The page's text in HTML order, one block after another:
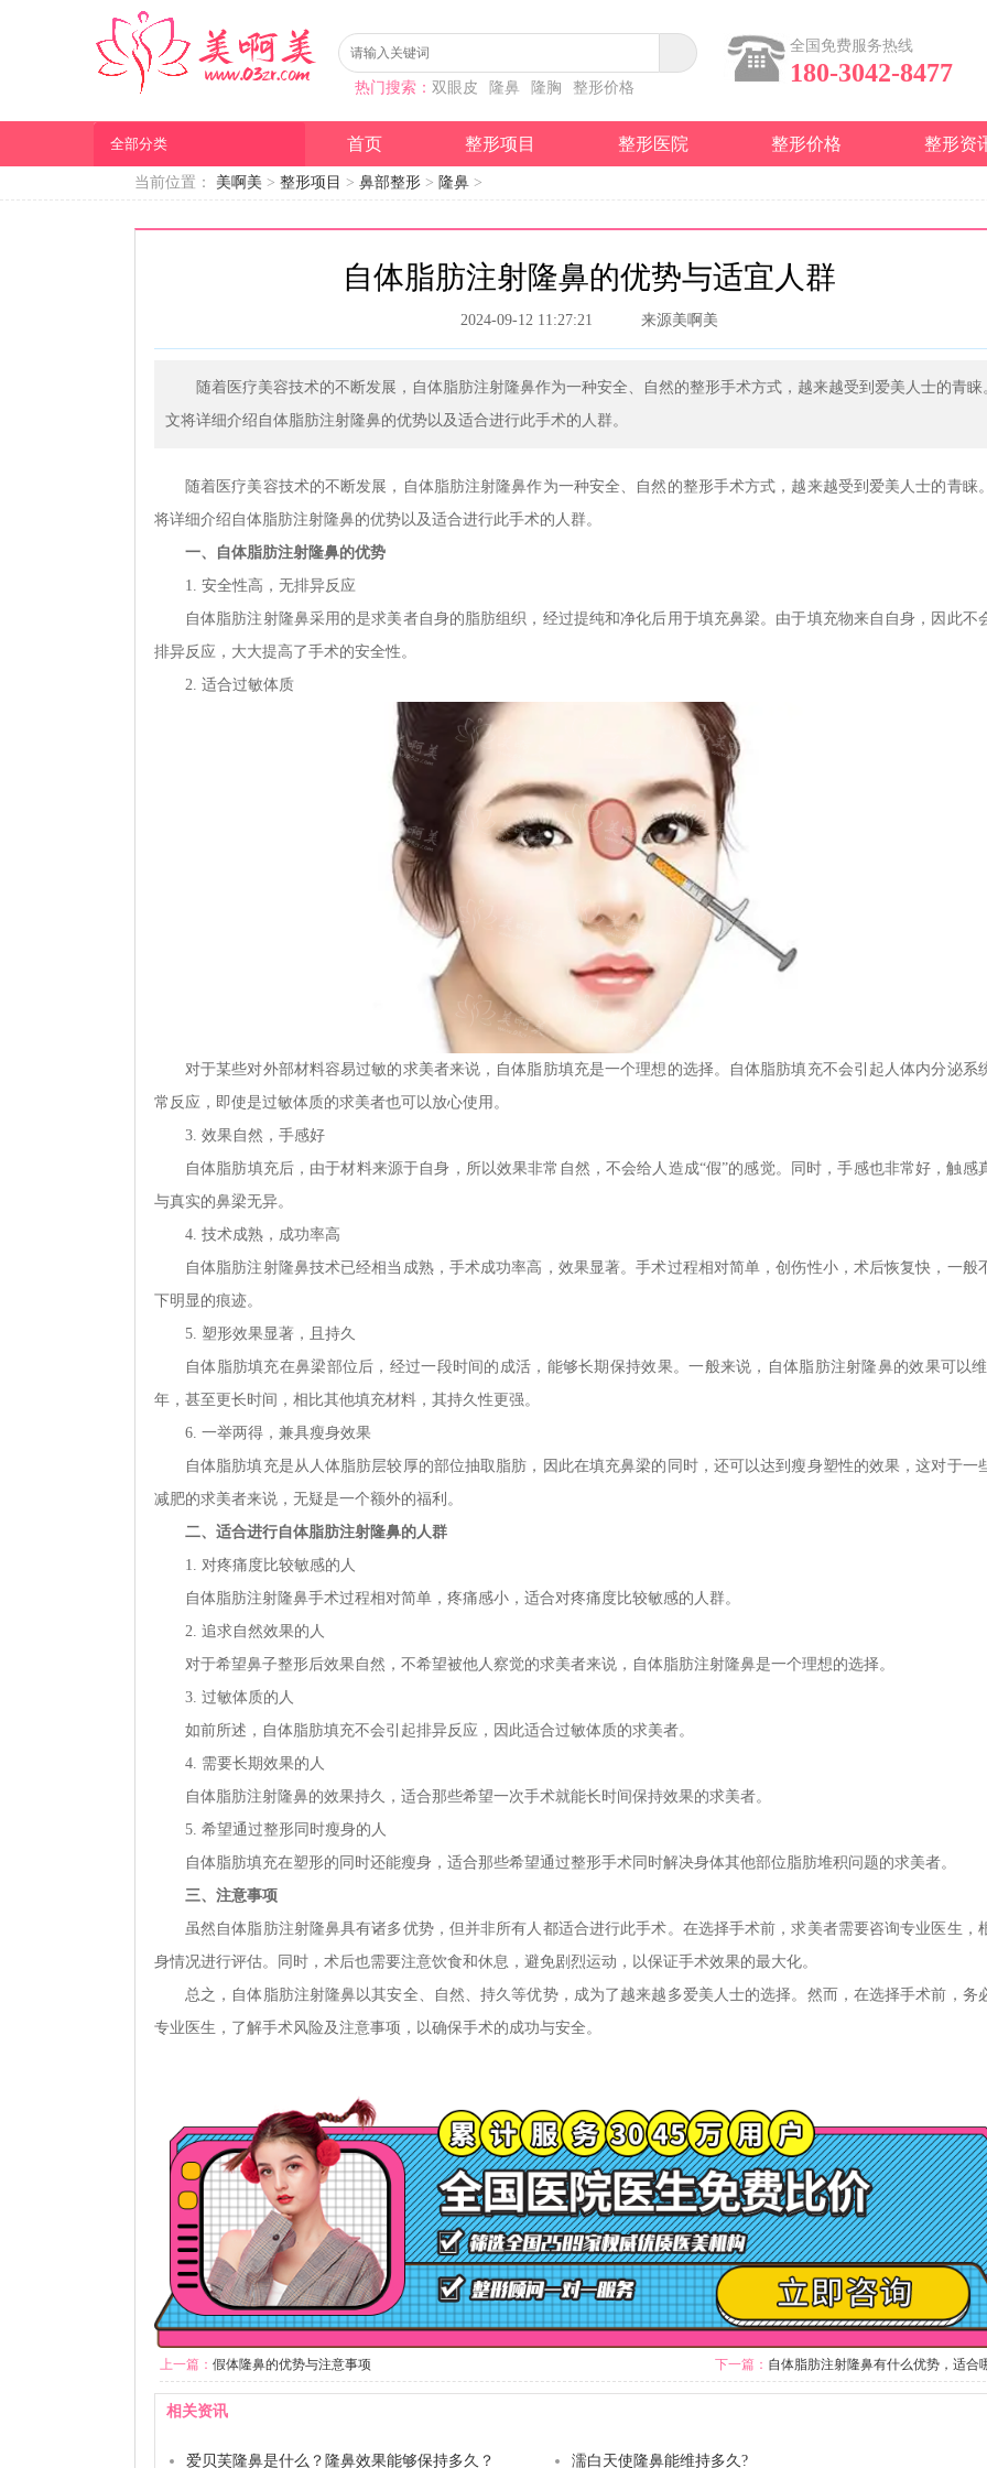
热门搜索： 双眼皮 隆鼻 隆胸 整形价格
全国免费服务热线
180-3042-8477
首页 整形项目 整形医院 整形价格 整形资
全部分类
当前位置： 美啊美 > 整形项目 > 鼻部整形 > 隆鼻 >
自体脂肪注射隆鼻的优势与适宜人群
2024-09-12 11:27:21 来源美啊美
随着医疗美容技术的不断发展，自体脂肪注射隆鼻作为一种安全、自然的整形手术方式，越来越受到爱美人士的青睐
文将详细介绍自体脂肪注射隆鼻的优势以及适合进行此手术的人群。
随着医疗美容技术的不断发展，自体脂肪注射隆鼻作为一种安全、自然的整形手术方式，越来越受到爱美人士的青睐
将详细介绍自体脂肪注射隆鼻的优势以及适合进行此手术的人群。
一、自体脂肪注射隆鼻的优势
1. 安全性高，无排异反应
自体脂肪注射隆鼻采用的是求美者自身的脂肪组织，经过提纯和净化后用于填充鼻梁。由于填充物来自自身，因此不
排异反应，大大提高了手术的安全性。
2. 适合过敏体质
对于某些对外部材料容易过敏的求美者来说，自体脂肪填充是一个理想的选择。自体脂肪填充不会引起人体内分泌系
常反应，即使是过敏体质的求美者也可以放心使用。
3. 效果自然，手感好
自体脂肪填充后，由于材料来源于自身，所以效果非常自然，不会给人造成“假”的感觉。同时，手感也非常好，触感
与真实的鼻梁无异。
4. 技术成熟，成功率高
自体脂肪注射隆鼻技术已经相当成熟，手术成功率高，效果显著。手术过程相对简单，创伤性小，术后恢复快，一般
下明显的痕迹。
5. 塑形效果显著，且持久
自体脂肪填充在鼻梁部位后，经过一段时间的成活，能够长期保持效果。一般来说，自体脂肪注射隆鼻的效果可以
年，甚至更长时间，相比其他填充材料，其持久性更强。
6. 一举两得，兼具瘦身效果
自体脂肪填充是从人体脂肪层较厚的部位抽取脂肪，因此在填充鼻梁的同时，还可以达到瘦身塑性的效果，这对于一
减肥的求美者来说，无疑是一个额外的福利。
二、适合进行自体脂肪注射隆鼻的人群
1. 对疼痛度比较敏感的人
自体脂肪注射隆鼻手术过程相对简单，疼痛感小，适合对疼痛度比较敏感的人群。
2. 追求自然效果的人
对于希望鼻子整形后效果自然，不希望被他人察觉的求美者来说，自体脂肪注射隆鼻是一个理想的选择。
3. 过敏体质的人
如前所述，自体脂肪填充不会引起排异反应，因此适合过敏体质的求美者。
4. 需要长期效果的人
自体脂肪注射隆鼻的效果持久，适合那些希望一次手术就能长时间保持效果的求美者。
5. 希望通过整形同时瘦身的人
自体脂肪填充在塑形的同时还能瘦身，适合那些希望通过整形手术同时解决身体其他部位脂肪堆积问题的求美者。
三、注意事项
虽然自体脂肪注射隆鼻具有诸多优势，但并非所有人都适合进行此手术。在选择手术前，求美者需要咨询专业医生，
身情况进行评估。同时，术后也需要注意饮食和休息，避免剧烈运动，以保证手术效果的最大化。
总之，自体脂肪注射隆鼻以其安全、自然、持久等优势，成为了越来越多爱美人士的选择。然而，在选择手术前，务
专业医生，了解手术风险及注意事项，以确保手术的成功与安全。
上一篇： 假体隆鼻的优势与注意事项 下一篇： 自体脂肪注射隆鼻有什么优势，适合
相关资讯
爱贝芙隆鼻是什么？隆鼻效果能够保持多久？ 濡白天使隆鼻能维持多久?